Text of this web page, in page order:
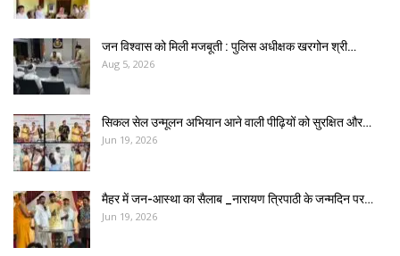
जन विश्वास को मिली मजबूती : पुलिस अधीक्षक खरगोन श्री…
Aug 5, 2026
सिकल सेल उन्मूलन अभियान आने वाली पीढ़ियों को सुरक्षित और…
Jun 19, 2026
मैहर में जन-आस्था का सैलाब _नारायण त्रिपाठी के जन्मदिन पर…
Jun 19, 2026